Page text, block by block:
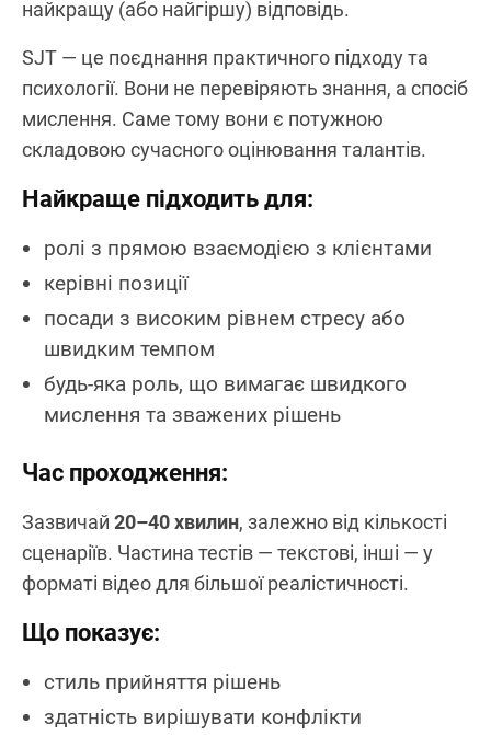
найкращу (або найгіршу) відповідь.
SJT — це поєднання практичного підходу та
психології. Вони не перевіряють знання, а спосіб
мислення. Саме тому вони є потужною
складовою сучасного оцінювання талантів.
Найкраще підходить для:
ролі з прямою взаємодією з клієнтами
керівні позиції
посади з високим рівнем стресу або
швидким темпом
будь-яка роль, що вимагає швидкого
мислення та зважених рішень
Час проходження:
Зазвичай 20–40 хвилин, залежно від кількості
сценаріїв. Частина тестів — текстові, інші — у
форматі відео для більшої реалістичності.
Що показує:
стиль прийняття рішень
здатність вирішувати конфлікти